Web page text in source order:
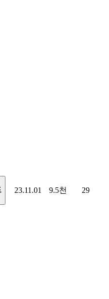
23.11.01 9.5천 29